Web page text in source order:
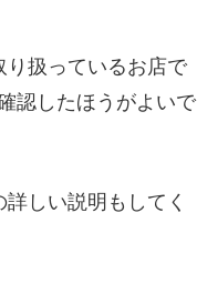
り扱っているお店で
認したほうがよいで
しい説明もしてく